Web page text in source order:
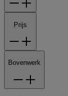
Prijs
Bovenwerk